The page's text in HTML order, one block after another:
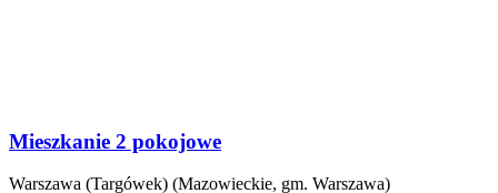
Mieszkanie 2 pokojowe
Warszawa (Targówek) (Mazowieckie, gm. Warszawa)